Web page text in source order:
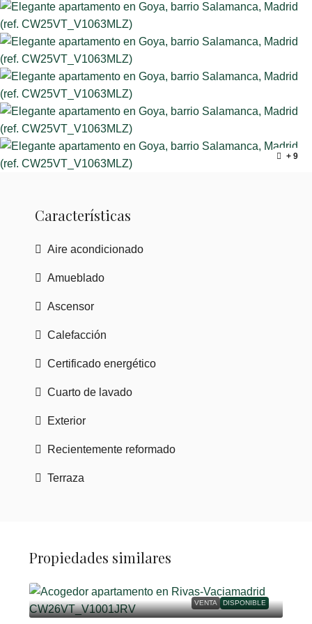
+ 9
Características
Aire acondicionado
Amueblado
Ascensor
Calefacción
Certificado energético
Cuarto de lavado
Exterior
Recientemente reformado
Terraza
Propiedades similares
VENTA DISPONIBLE